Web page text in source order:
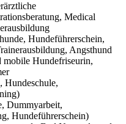
Medical
Hundeführerschein,
Angsthund
mobile Hundefriseurin,
Hundeschule,
Dummyarbeit,
Hundeführerschein)